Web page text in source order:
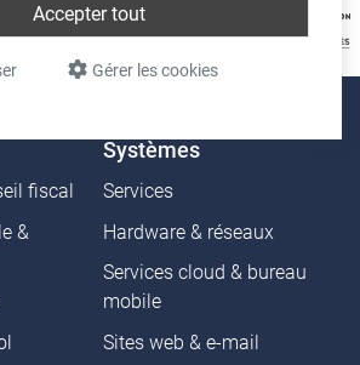
Gérer les cookies
Accepter tout
fiscal
&
Systèmes
Services
Hardware & réseaux
Services cloud & bureau
mobile
Sites web & e-mail